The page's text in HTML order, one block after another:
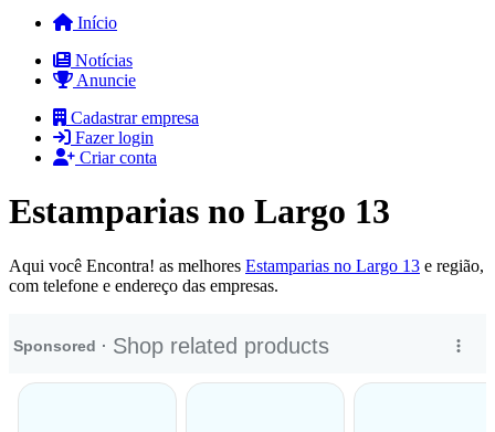
Início
Notícias
Anuncie
Cadastrar empresa
Fazer login
Criar conta
Estamparias no Largo 13
Aqui você Encontra! as melhores Estamparias no Largo 13 e região,
com telefone e endereço das empresas.